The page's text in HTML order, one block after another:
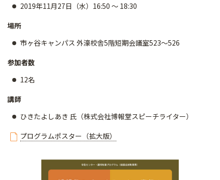
2019年11月27日（水）16:50 ～ 18:30
場所
市ヶ谷キャンパス 外濠校舎5階短期会議室523～526
参加者数
12名
講師
ひきたよしあき 氏（株式会社博報堂スピーチライター）
プログラムポスター（拡大版）